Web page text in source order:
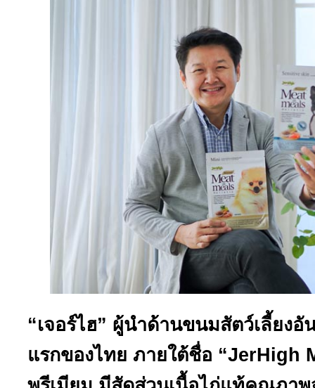
“เจอร์ไฮ” ผู้นำด้านขนมสัตว์เลี้ยงอั
แรกของไทย ภายใต้ชื่อ “JerHigh